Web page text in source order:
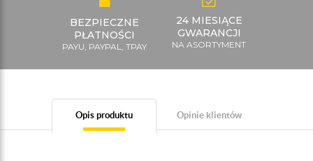
BEZPIECZNE
PŁATNOŚCI
PAYU, PAYPAL, TPAY
24 MIESIĄCE
GWARANCJI
NA ASORTYMENT
Opis produktu Opinie klientów